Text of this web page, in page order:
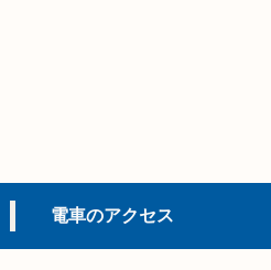
電車のアクセス